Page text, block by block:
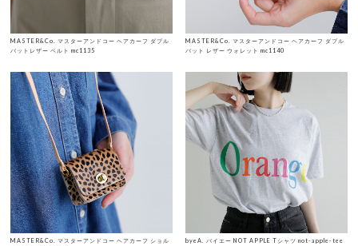
MASTER&Co. マスターアンドコー ヘアカーフ ダブル
バットレザー ベルト mc1135
MASTER&Co. マスターアンドコー ヘアカーフ ダブル
バット レザー ウォレット mc1140
MASTER&Co. マスターアンドコー ヘアカーフ ショル
byeA. バイエー NOT APPLE Tシャツ not-apple-tee